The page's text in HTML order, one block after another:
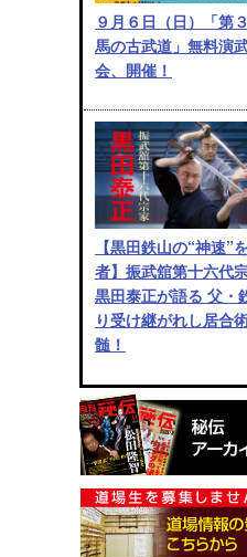
９月６日（日）「第
馬の古武道」無料演
会、開催！
【黒田鉄山の“神速”
者】振武舘第十六代
黒田泰正が語る 父・
り受け継がれし居合
髄！